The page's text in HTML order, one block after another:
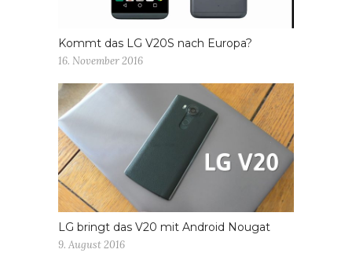
Kommt das LG V20S nach Europa?
16. November 2016
LG bringt das V20 mit Android Nougat
9. August 2016